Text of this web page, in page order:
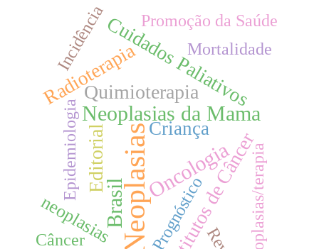
NeoplasiasOncologia
Neoplasias da Mama
Brasil
Cuidados Paliativos
Institutos de Câncer
Quimioterapia
Radioterapia
Editorial Criança
neoplasias Neoplasias/terapia
Epidemiologia
Câncer
Promoção da Saúde
Prognóstico
Incidência Mortalidade